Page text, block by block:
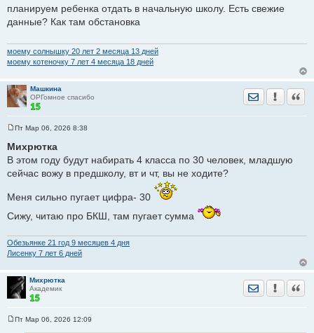
о
б
н
и
е
планируем ребенка отдать в начальную школу. Есть свежие
данные? Как там обстановка
моему солнышку 20 лет 2 месяца 13 дней
моему котеночку 7 лет 4 месяца 18 дней
Машкина
ОРГомное спасибо
Отправить
о
б
е
е
Пт Мар 06, 2026 8:38
Михрютка
В этом году будут набирать 4 класса по 30 человек, младшую
сейчас вожу в предшколу, вт и чт, вы не ходите?
Меня сильно пугает цифра- 30
Сижу, читаю про БКШ, там пугает сумма
Обезьянке 21 год 9 месяцев 4 дня
Лисенку 7 лет 6 дней
Михрютка
Академик
Отправить
Пт Мар 06, 2026 12:09